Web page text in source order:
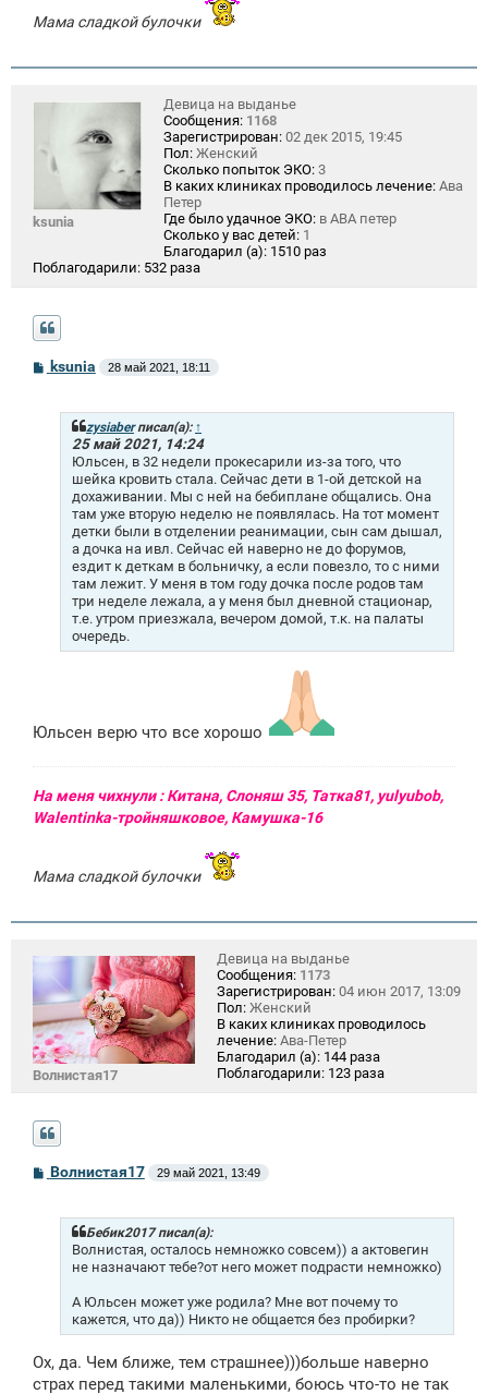
Мама сладкой булочки
ksunia
Девица на выданье
Сообщения: 1168
Зарегистрирован: 02 дек 2015, 19:45
Пол: Женский
Сколько попыток ЭКО: 3
В каких клиниках проводилось лечение: Ава
Петер
Где было удачное ЭКО: в АВА петер
Сколько у вас детей: 1
Благодарил (а): 1510 раз
Поблагодарили: 532 раза
Сksunia 28 май 2021, 18:11
zysiaberписал(а): ↑
25 май 2021, 14:24
Юльсен, в 32 недели прокесарили из-за того, что
шейка кровить стала. Сейчас дети в 1-ой детской на
дохаживании. Мы с ней на бебиплане общались. Она
там уже вторую неделю не появлялась. На тот момент
детки были в отделении реанимации, сын сам дышал,
а дочка на ивл. Сейчас ей наверно не до форумов,
ездит к деткам в больничку, а если повезло, то с ними
там лежит. У меня в том году дочка после родов там
три неделе лежала, а у меня был дневной стационар,
т.е. утром приезжала, вечером домой, т.к. на палаты
очередь.
Юльсен верю что все хорошо
На меня чихнули : Китана, Слоняш 35, Татка81, yulyubob,
Walentinka-тройняшковое, Камушка-16
Мама сладкой булочки
Волнистая17
Девица на выданье
Сообщения: 1173
Зарегистрирован: 04 июн 2017, 13:09
Пол: Женский
В каких клиниках проводилось
лечение: Ава-Петер
Благодарил (а): 144 раза
Поблагодарили: 123 раза
СВолнистая17 29 май 2021, 13:49
Бебик2017 писал(а):
Волнистая, осталось немножко совсем)) а актовегин
не назначают тебе?от него может подрасти немножко)
А Юльсен может уже родила? Мне вот почему то
кажется, что да)) Никто не общается без пробирки?
Ох, да. Чем ближе, тем страшнее)))больше наверно
страх перед такими маленькими, боюсь что-то не так